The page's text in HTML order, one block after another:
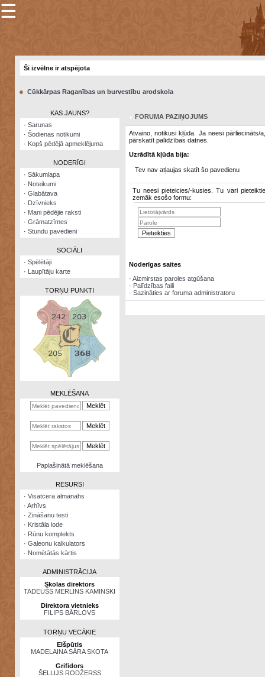
×
Šodienas
notikumi
Visatcera
almanahs
Arhīvs
Zināšanu
kalkulators
Nomētātās
☰
Šī izvēlne ir atspējota
● Cūkkārpas Raganības un burvestību arodskola
KAS JAUNS?
· Sarunas
· Šodienas notikumi
· Kopš pēdējā apmeklējuma
NODERĪGI
· Sākumlapa
· Noteikumi
· Glabātava
· Dzīvnieks
· Mani pēdējie raksti
· Grāmatzīmes
· Stundu pavedieni
SOCIĀLI
· Spēlētāji
· Laupītāju karte
TORŅU PUNKTI
MEKLĒŠANA
Paplašinātā meklēšana
RESURSI
· Visatcera almanahs
· Arhīvs
· Zināšanu testi
· Kristāla lode
· Rūnu komplekts
· Galeonu kalkulators
· Nomētātās kārtis
ADMINISTRĀCIJA
Skolas direktors
TADEUŠS MERLINS KAMINSKI
Direktora vietnieks
FILIPS BĀRLOVS
TORŅU VECĀKIE
Elšpūtis
MADELAINA SĀRA SKOTA
Grifidors
ŠELLIJS RODŽERSS
FORUMA PAZIŅOJUMS
Atvaino, notikusi kļūda. Ja neesi pārliecināts/
pārskatīt palīdzības datnes.
Uzrādītā kļūda bija:
Tev nav atļaujas skatīt šo pavedienu
Tu neesi pieteicies/-kusies. Tu vari
zemāk esošo formu:
Noderīgas saites
· Aizmirstas paroles atgūšana
· Palīdzības faili
· Sazināties ar foruma administratoru